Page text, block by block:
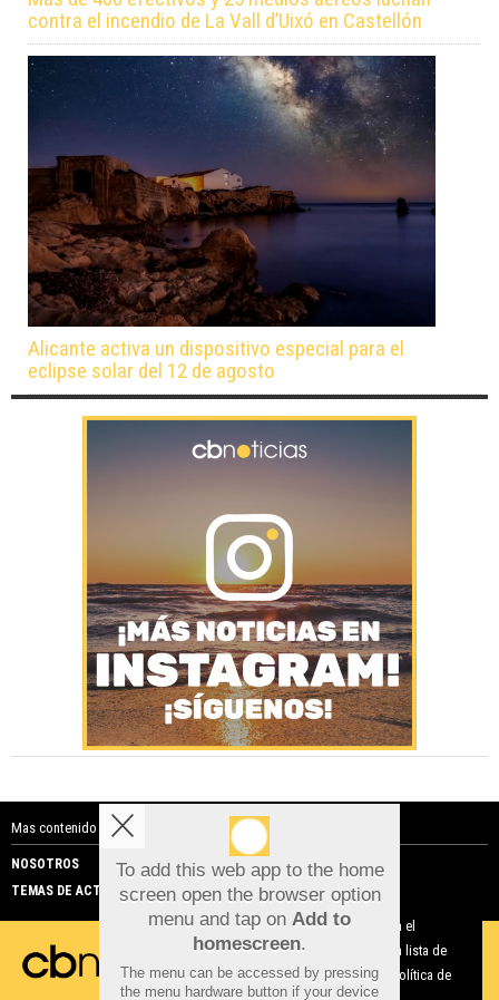
contra el incendio de La Vall d’Uixó en Castellón
Alicante activa un dispositivo especial para el
eclipse solar del 12 de agosto
Mas contenido de Costa Blanca Noticias:
NOSOTROS
PUBLICIDAD
TEMAS DE ACTUALIDAD
To add this web app to the home
screen open the browser option
menu and tap on Add to
homescreen.
The menu can be accessed by pressing
the menu hardware button if your device
Aviso sobre el Uso de cookies:
Utilizamos cookies nuestras y de terceros para el
funcionamiento del digital. Puedes consultar la lista de
cookies y como desconectarlas. Ver nuestra Política de